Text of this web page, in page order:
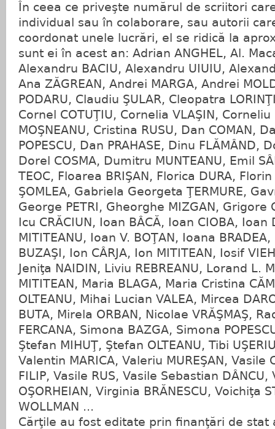
În ceea ce priveşte numărul de scriitori
individual sau în colaborare, sau autorii
coordonat unele lucrări, el se ridică la
sunt ei în acest an: Adrian ANGHEL, Al.
Alexandru BACIU, Alexandru UIUIU,
Ana ZĂGREAN, Andrei MARGA, Andrei
PODARU, Claudiu ŞULAR, Cleopatra
Cornel COTUŢIU, Cornelia VLAŞIN, Corneliu
MOŞNEANU, Cristina RUSU, Dan COMAN,
POPESCU, Dan PRAHASE, Dinu FLĂMÂND,
Dorel COSMA, Dumitru MUNTEANU, Emil
TEOC, Floarea BRIŞAN, Florica DURA,
ŞOMLEA, Gabriela Georgeta ŢERMURE,
George PETRI, Gheorghe MIZGAN, Grigore
Icu CRĂCIUN, Ioan BÂCĂ, Ioan CIOBA, Ioan
MITITEANU, Ioan V. BOŢAN, Ioana
BUZAŞI, Ion CÂRJA, Ion MITITEAN, Iosif
Jeniţa NAIDIN, Liviu REBREANU, Lorand L.
MITITEAN, Maria BLAGA, Maria Cristina
OLTEANU, Mihai Lucian VALEA, Mircea
BUTA, Mirela ORBAN, Nicolae VRĂŞMAŞ,
FERCANA, Simona BAZGA, Simona
Ştefan MIHUŢ, Ştefan OLTEANU, Tibi
Valentin MARICA, Valeriu MUREŞAN, Vasile
FILIP, Vasile RUS, Vasile Sebastian DÂNCU,
OŞORHEIAN, Virginia BRĂNESCU, Voichiţa
WOLLMAN ...
Cărţile au fost editate prin finanţări de stat